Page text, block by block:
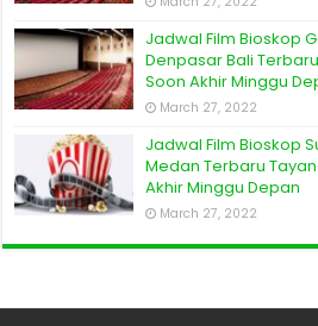
Jadwal Film Bioskop
Denpasar Bali
Soon Akhir Minggu
March 27, 2022
Jadwal Film Bioskop
Medan Terbaru
Akhir Minggu Depan
March 27, 2022